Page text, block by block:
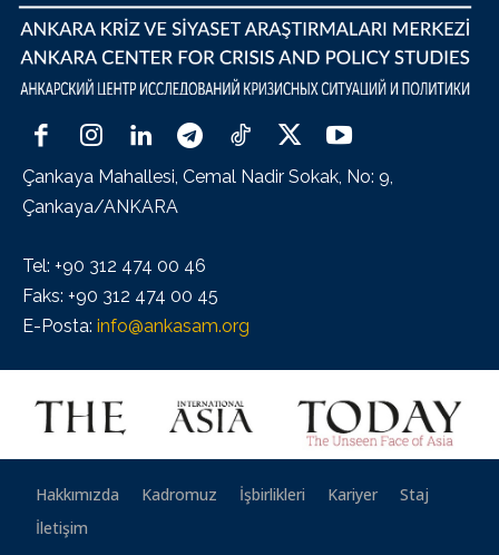
Çankaya Mahallesi, Cemal Nadir Sokak, No: 9,
Çankaya/ANKARA
Tel: +90 312 474 00 46
Faks: +90 312 474 00 45
E-Posta: info@ankasam.org
Hakkımızda Kadromuz İşbirlikleri Kariyer
Staj
İletişim